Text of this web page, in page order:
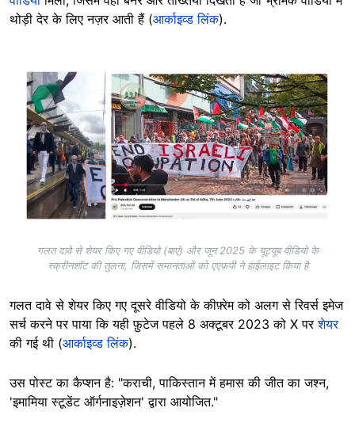
थोड़ी देर के लिए नज़र आती हैं (आर्काइव्ड लिंक).
Image
गलत दावे से शेयर किए गए वीडियो (बाएं) और जून 2025 के यूट्यूब वीडियो के
स्क्रीनशॉट की तुलना, जिसमें समानताओं को एएफ़पी ने हाईलाइट किया है
गलत दावे से शेयर किए गए दूसरे वीडियो के कीफ़्रेम को अलग से रिवर्स इमेज
सर्च करने पर पाया कि यही फ़ुटेज पहले 8 अक्टूबर 2023 को X परशेयर
की गई थी (आर्काइव्ड लिंक).
उस पोस्ट का कैप्शन है: "कराची, पाकिस्तान में हमास की जीत का जश्न,
'इमामिया स्टूडेंट ऑर्गनाइज़ेशन' द्वारा आयोजित."